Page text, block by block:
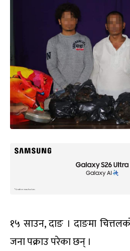
१५ साउन, दाङ । दाङमा
जना पक्राउ परेका छन् ।